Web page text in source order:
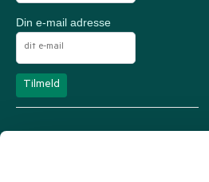
Din e-mail adresse